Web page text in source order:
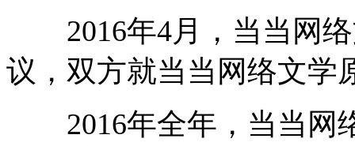
2016年4月，当当网络
议，双方就当当网络文学
2016年全年，当当网